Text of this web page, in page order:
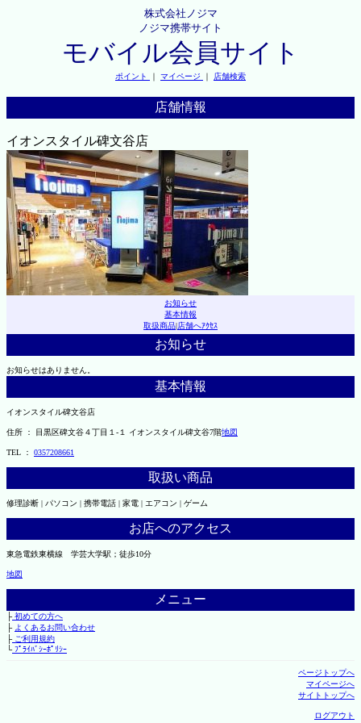
株式会社ノジマ
ノジマ携帯サイト
モバイル会員サイト
ポイント ｜ マイページ ｜ 店舗検索
店舗情報
イオンスタイル碑文谷店
お知らせ
基本情報
取扱商品|店舗へｱｸｾｽ
お知らせ
お知らせはありません。
基本情報
イオンスタイル碑文谷店
住所 ： 目黒区碑文谷４丁目１-１ イオンスタイル碑文谷7階地図
TEL ： 0357208661
取扱い商品
修理診断 | パソコン | 携帯電話 | 家電 | エアコン | ゲーム
お店へのアクセス
東急電鉄東横線 学芸大学駅；徒歩10分
地図
メニュー
├初めての方へ
├ よくあるお問い合わせ
├ご利用規約
└ﾌﾟﾗｲﾊﾞｼｰﾎﾟﾘｼｰ
ページトップへ
マイページへ
サイトトップへ
ログアウト